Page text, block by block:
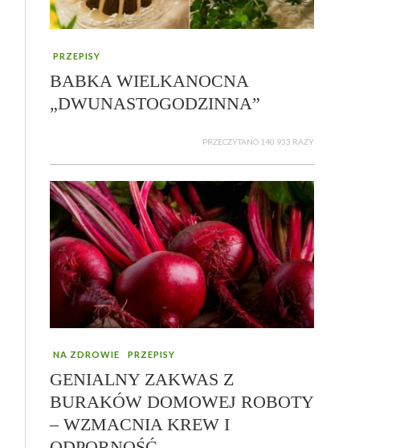
PRZEPISY
BABKA WIELKANOCNA
„DWUNASTOGODZINNA”
PRZECZYTANO 140 933 RAZY
NA ZDROWIE PRZEPISY
GENIALNY ZAKWAS Z
BURAKÓW DOMOWEJ ROBOTY
– WZMACNIA KREW I